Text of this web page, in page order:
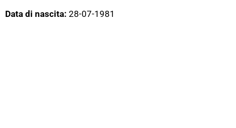
Data di nascita: 28-07-1981